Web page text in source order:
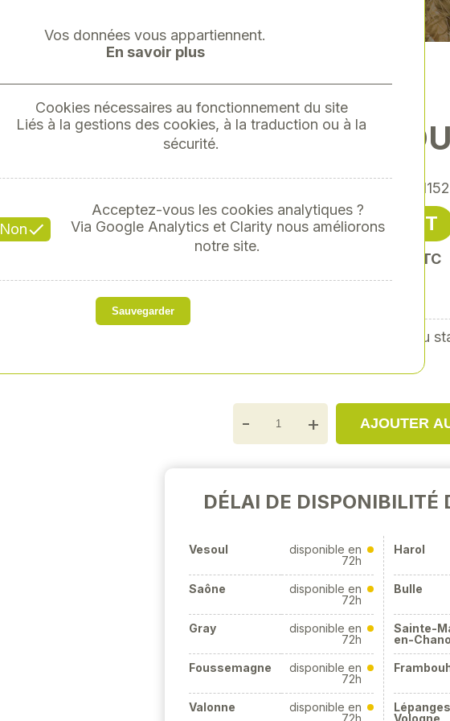
VERROU
: COS-
24,29 € HT
soit 29,15 € TTC
PLATINE DE RECEPTION DE VEROU
Paire de platines de réception de verrou
- + AJOUTER
DÉLAI DE DISPONIBILITÉ
Vesoul
disponible en
72h
Saône
disponible en
72h
Gray
disponible en
72h
Foussemagne
disponible en
72h
Valonne
disponible en
72h
Harol
Bulle
Sainte-
en-
Vologne
Vos données vous appartiennent.
En savoir plus
Cookies nécessaires au fonctionnement du site
Liés à la gestions des cookies, à la traduction ou à la
sécurité.
Non
Acceptez-vous les cookies analytiques ?
Via Google Analytics et Clarity nous améliorons
notre site.
Sauvegarder